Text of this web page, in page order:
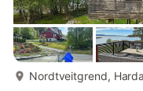
Nordtveitgrend,